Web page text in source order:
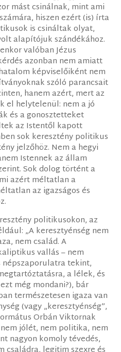
mást csinálnak, mint ami
hiszen ezért (is) írta
is csináltak olyat,
alapítójuk szándékához.
valóban Jézus
azonban nem amiatt
képviselőiként nem
szóló parancsait
hanem azért, mert az
el helytelenül: nem a jó
és a gonosztetteket
az Istentől kapott
sok keresztény politikus
jelzőhöz. Nem a hegyi
Istennek az állam
Sok dolog történt a
azért méltatlan a
az igazságos és
politikusokon, az
„A keresztyénség nem
nem család. A
vallás – nem
népszaporulatra tekint,
a lélek, és
még mondani?), bár
természetesen igaza van
(vagy „keresztyénség”,
Orbán Viktornak
jólét, nem politika, nem
nagyon komoly tévedés,